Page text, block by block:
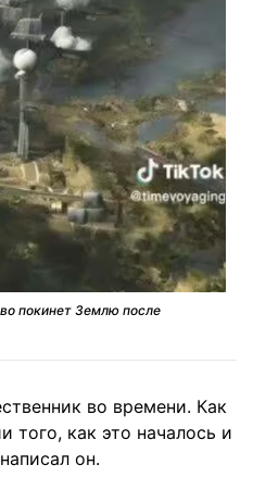
покинет Землю после
во времени. Как
того, как это началось и
он.